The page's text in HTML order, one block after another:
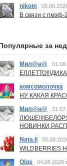
nikom
В связи с пмэф-
за
Мил@н@
комсомолочка
НУ КАКАЯ
Мил@н@
Nata.li
Olgs
04.08.2026